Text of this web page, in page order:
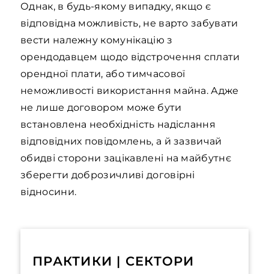
Однак, в будь-якому випадку, якщо є
відповідна можливість, не варто забувати
вести належну комунікацію з
орендодавцем щодо відстрочення сплати
орендної плати, або тимчасової
неможливості використання майна. Адже
не лише договором може бути
встановлена необхідність надіслання
відповідних повідомлень, а й зазвичай
обидві сторони зацікавлені на майбутнє
зберегти доброзичливі договірні
відносини.
ПРАКТИКИ | СЕКТОРИ